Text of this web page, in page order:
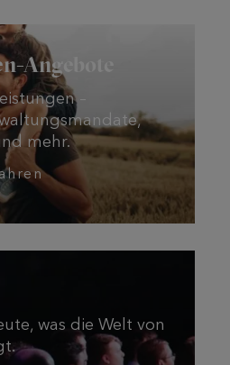
Angebote
–
mehr.
was die Welt von